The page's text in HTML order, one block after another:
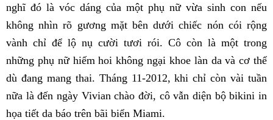
nghĩ đó là vóc dáng của một phụ nữ vừa sinh con nếu
không nhìn rõ gương mặt bên dưới chiếc nón cói rộng
vành chỉ để lộ nụ cười tươi rói. Cô còn là một trong
những phụ nữ hiếm hoi không ngại khoe làn da và cơ thể
dù đang mang thai. Tháng 11-2012, khi chỉ còn vài tuần
nữa là đến ngày Vivian chào đời, cô vẫn diện bộ bikini in
họa tiết da báo trên bãi biển Miami.